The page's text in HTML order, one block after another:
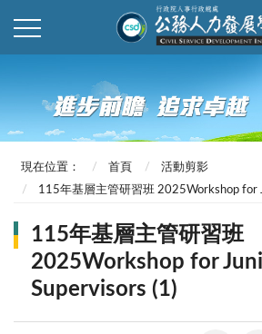
現在位置： 首頁
活動剪影
115年基層主管研習班 2025Workshop for
115年基層主管研習班
2025Workshop for
Supervisors (1)